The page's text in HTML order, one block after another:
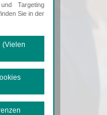
Targeting
Sie in der